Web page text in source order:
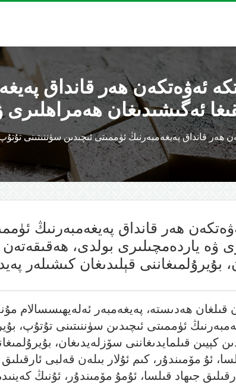
ئەۋەتكەن ھەر قانداق
ھەر قانداق پەيغەمبەرنىڭ
ۋە ياردەمچىلىرى بولدى، ھەقىقەتەن
بۇيرۇلمىغاننى قېلىدىغان كىشىلەر
قىلغان ھەدىستە، پەيغەمبەر ئەلەيھىسسالام
ئۈممىتى ئىچىدىن سۈننىتىنى تۇتۇپ،
كېيىن قىلمايدىغاننى سۆزلەيدىغان،
ئۇ مۆمىندۇر، كىم ئۇلار بىلەن قەلبى